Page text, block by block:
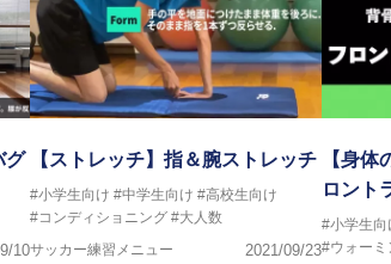
グ
10
【ストレッチ】指＆腕ストレッチ
#小学生向け #中学生向け #高校生向け
#コンディショニング #大人数
サッカー練習メニュー
2021/09/23
【身
ロント
#小学生向
#ウォーミ